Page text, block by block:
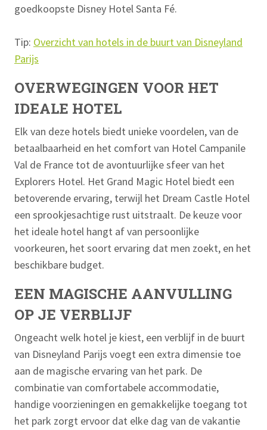
goedkoopste Disney Hotel Santa Fé.
Tip: Overzicht van hotels in de buurt van Disneyland
Parijs
OVERWEGINGEN VOOR HET
IDEALE HOTEL
Elk van deze hotels biedt unieke voordelen, van de
betaalbaarheid en het comfort van Hotel Campanile
Val de France tot de avontuurlijke sfeer van het
Explorers Hotel. Het Grand Magic Hotel biedt een
betoverende ervaring, terwijl het Dream Castle Hotel
een sprookjesachtige rust uitstraalt. De keuze voor
het ideale hotel hangt af van persoonlijke
voorkeuren, het soort ervaring dat men zoekt, en het
beschikbare budget.
EEN MAGISCHE AANVULLING
OP JE VERBLIJF
Ongeacht welk hotel je kiest, een verblijf in de buurt
van Disneyland Parijs voegt een extra dimensie toe
aan de magische ervaring van het park. De
combinatie van comfortabele accommodatie,
handige voorzieningen en gemakkelijke toegang tot
het park zorgt ervoor dat elke dag van de vakantie